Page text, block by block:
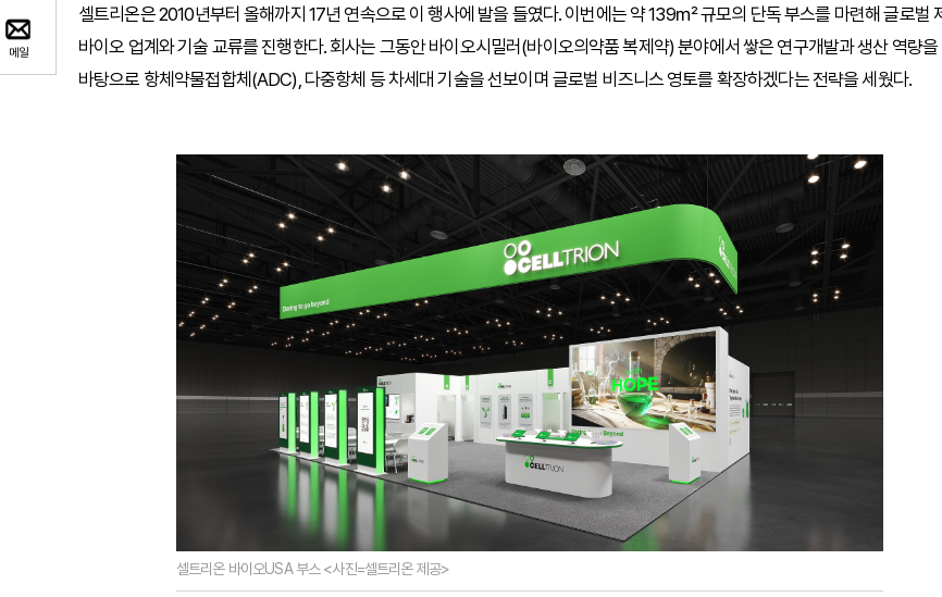
메일
셀트리온은 2010년부터 올해까지 17년 연속으로 이 행사에 발을 들였다. 이번에는 약 139㎡ 규모의 단독 부스를 마련해 글로벌
바이오 업계와 기술 교류를 진행한다. 회사는 그동안 바이오시밀러(바이오의약품 복제약) 분야에서 쌓은 연구개발과 생산 역량을
바탕으로 항체약물접합체(ADC), 다중항체 등 차세대 기술을 선보이며 글로벌 비즈니스 영토를 확장하겠다는 전략을 세웠다.
셀트리온 바이오USA 부스 <사진=셀트리온 제공>